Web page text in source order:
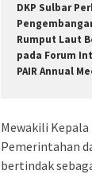
DKP Sulbar
Rumput Laut
pada Forum
PAIR Annual
Mewakili
Pemerintahan
bertindak